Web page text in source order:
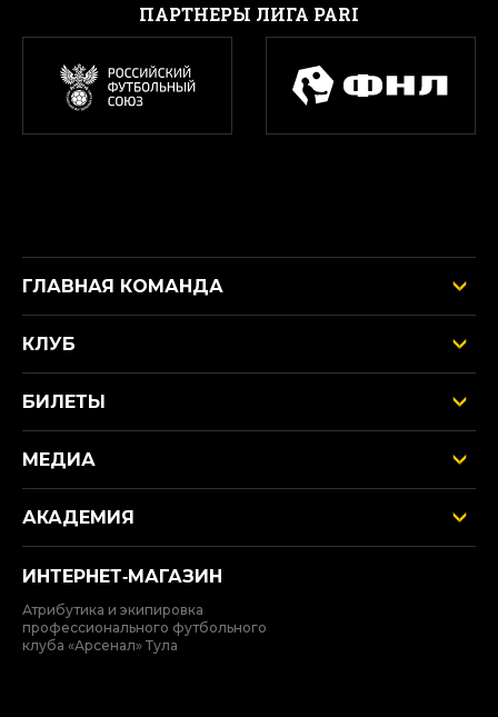
ПАРТНЕРЫ ЛИГА PARI
ГЛАВНАЯ КОМАНДА
КЛУБ
БИЛЕТЫ
МЕДИА
АКАДЕМИЯ
ИНТЕРНЕТ‑МАГАЗИН
Атрибутика и экипировка
профессионального футбольного
клуба «Арсенал» Тула